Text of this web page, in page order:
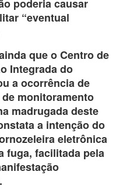
poderia causar
“eventual
que o Centro de
Integrada do
a ocorrência de
monitoramento
madrugada deste
a intenção do
eletrônica
fuga, facilitada pela